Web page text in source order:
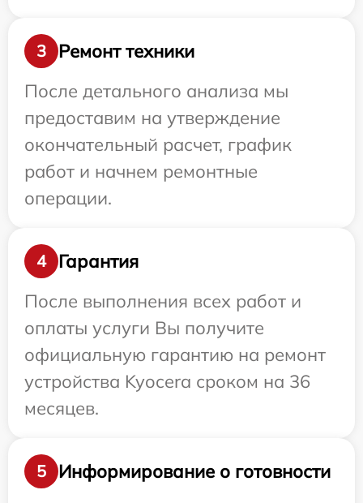
3
Ремонт техники
После детального анализа мы
предоставим на утверждение
окончательный расчет, график
работ и начнем ремонтные
операции.
4
Гарантия
После выполнения всех работ и
оплаты услуги Вы получите
официальную гарантию на ремонт
устройства Kyocera сроком на 36
месяцев.
5
Информирование о готовности